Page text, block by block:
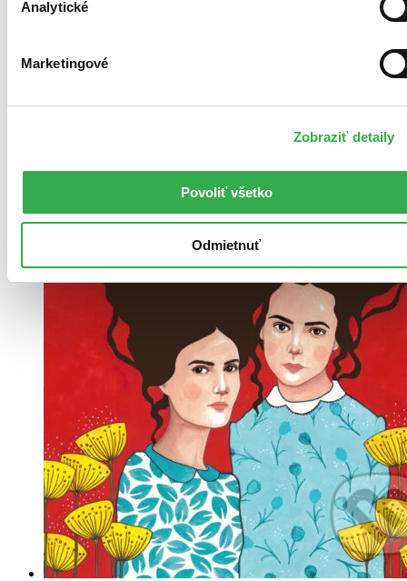
Analytické
Marketingové
Zobraziť detaily
Povoliť všetko
Odmietnuť